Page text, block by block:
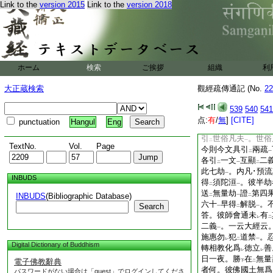
Link to the version 2015 Link to the version 2018
ホーム 検索 ご挨拶 組織 利
大正蔵検索
punctuation Hangul Eng
TextNo. Vol. Page
INBUDS
INBUDS(Bibliographic Database)
Search
Digital Dictionary of Buddhism
電子佛教辭典
パスワードがない場合は「guest」でログインしてくださ
觀經疏傳通記 (No.
539 540 541
点:有/無] [CITE]
盡。專心求レ大生二
妙。故説 羅漢當
妙淨土一出 過三界
疏云。内凡之人名爲
中中 。世俗凡夫説
何故中中引二 大疏 一
外凡一位攝屬不定
不定 故今文不
引
二世俗凡夫一。世
今則今文具引
二兩疏一
各引
二一文一互顯二二
此七劫一。内凡･預
得二須陀洹一。彼半
送 二無量劫一證二第四
六十一早得二解脱一。
答。彼師會通未レ有二
二義一。一云大經云
施惠勿 レ犯二道禁一。
轉相教化爲レ徳立 レ
日一夜。勝下在二無
者何。彼佛國土無